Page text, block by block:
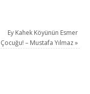
Ey Kahek Köyünün Esmer
Çocuğu! – Mustafa Yılmaz»